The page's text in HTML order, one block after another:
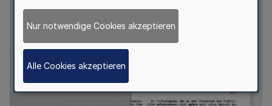
Nur notwendige Cookies akzeptieren
Alle Cookies akzeptieren